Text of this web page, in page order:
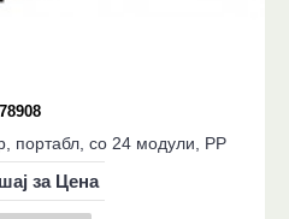
78908
портабл, со 24 модули, PP
за Цена